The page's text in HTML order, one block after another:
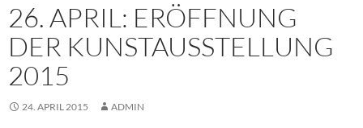
26. APRIL: ERÖFFNUNG
DER KUNSTAUSSTELLUNG
2015
24. APRIL 2015 ADMIN